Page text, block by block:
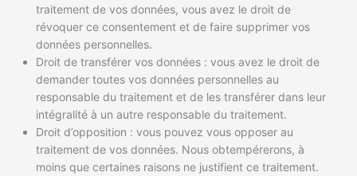
traitement de vos données, vous avez le droit de
révoquer ce consentement et de faire supprimer vos
données personnelles.
Droit de transférer vos données : vous avez le droit de
demander toutes vos données personnelles au
responsable du traitement et de les transférer dans leur
intégralité à un autre responsable du traitement.
Droit d’opposition : vous pouvez vous opposer au
traitement de vos données. Nous obtempérerons, à
moins que certaines raisons ne justifient ce traitement.